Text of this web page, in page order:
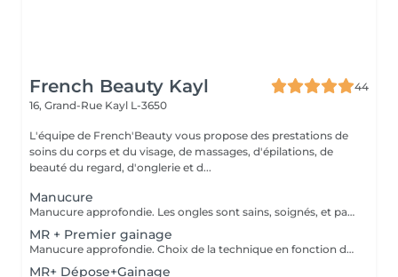
French Beauty Kayl
44
16, Grand-Rue Kayl L-3650
L'équipe de French'Beauty vous propose des prestations de
soins du corps et du visage, de massages, d'épilations, de
beauté du regard, d'onglerie et d...
Manucure
Manucure approfondie. Les ongles sont sains, soignés, et paraissent plus longs. Vernis soin et Massage des mains.
MR + Premier gainage
Manucure approfondie. Choix de la technique en fonction de votre type d'ongle.
MR+ Dépose+Gainage